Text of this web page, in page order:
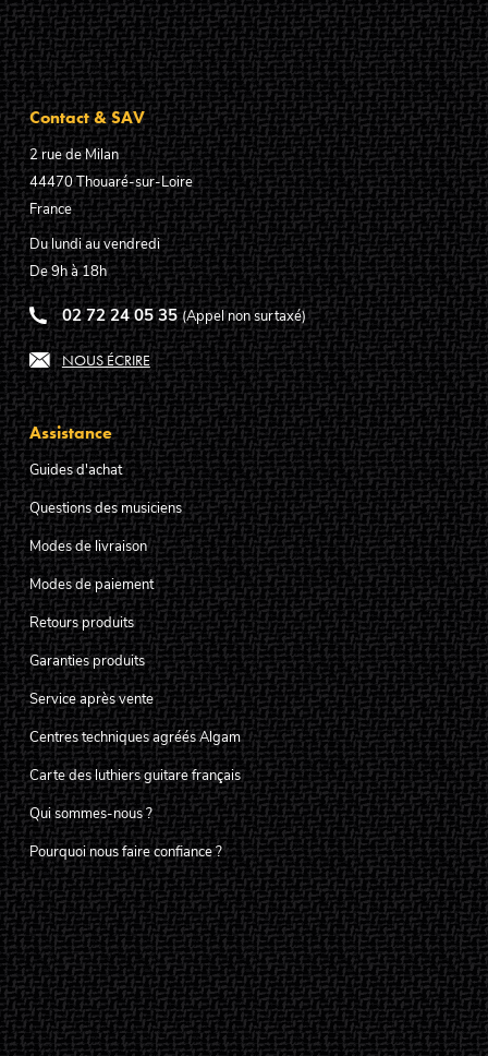
Contact & SAV
2 rue de Milan
44470Thouaré-sur-Loire
France
Du lundi au vendredi
De 9h à 18h
02 72 24 05 35 (Appel non surtaxé)
NOUS ÉCRIRE
Assistance
Guides d'achat
Questions des musiciens
Modes de livraison
Modes de paiement
Retours produits
Garanties produits
Service après vente
Centres techniques agréés Algam
Carte des luthiers guitare français
Qui sommes-nous ?
Pourquoi nous faire confiance ?